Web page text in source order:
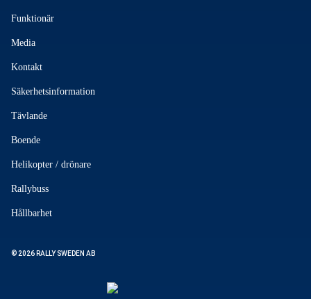
Funktionär
Media
Kontakt
Säkerhetsinformation
Tävlande
Boende
Helikopter / drönare
Rallybuss
Hållbarhet
© 2026 RALLY SWEDEN AB